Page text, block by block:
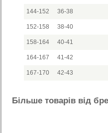
144-152 36-38
152-158 38-40
158-164 40-41
164-167 41-42
167-170 42-43
Бiльше товарiв вiд